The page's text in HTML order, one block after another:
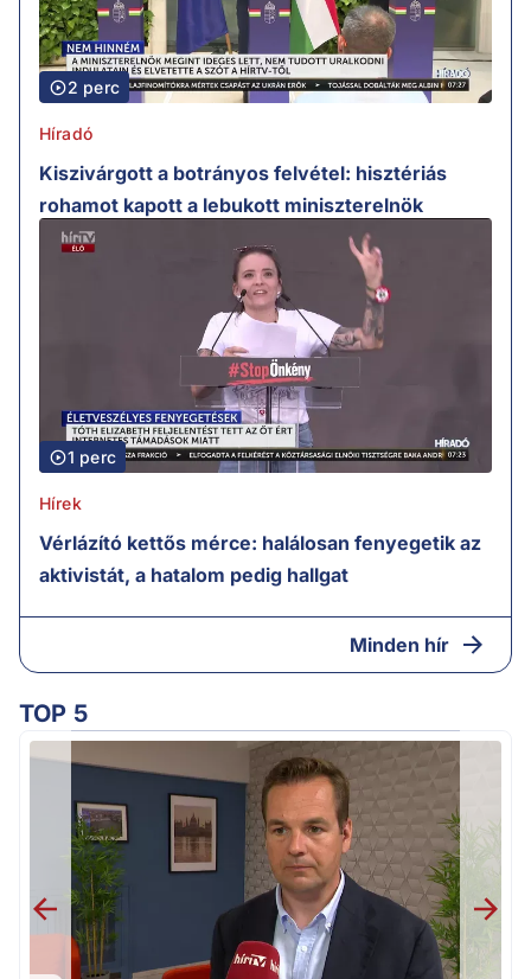
2 perc
Híradó
Kiszivárgott a botrányos felvétel: hisztériás
rohamot kapott a lebukott miniszterelnök
1 perc
Hírek
Vérlázító kettős mérce: halálosan fenyegetik az
aktivistát, a hatalom pedig hallgat
Minden hír
TOP 5